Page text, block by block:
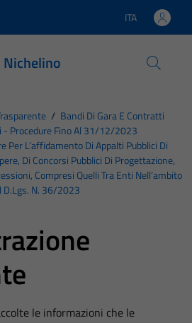
Lingua attiva:
ITA
/ Bandi Di Gara E Contratti
- Procedure Fino Al 31/12/2023
Per L’affidamento Di Appalti Pubblici Di
Di Concorsi Pubblici Di Progettazione,
Compresi Quelli Tra Enti Nell’ambito
D.Lgs. N. 36/2023
le informazioni che le